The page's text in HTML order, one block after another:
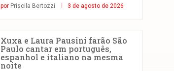
por Priscila Bertozzi 3 de agosto de 2026
Xuxa e Laura Pausini farão São
Paulo cantar em português,
espanhol e italiano na mesma
noite